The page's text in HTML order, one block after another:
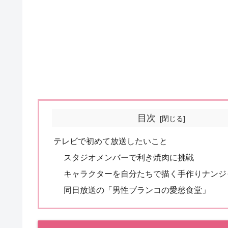
目次
テレビで初めて放送したいこと
スタジオメンバーで利き焼肉に挑戦
キャラクターを自分たちで描く手作りナン
同日放送の「男性ブランコの愛愁食堂」